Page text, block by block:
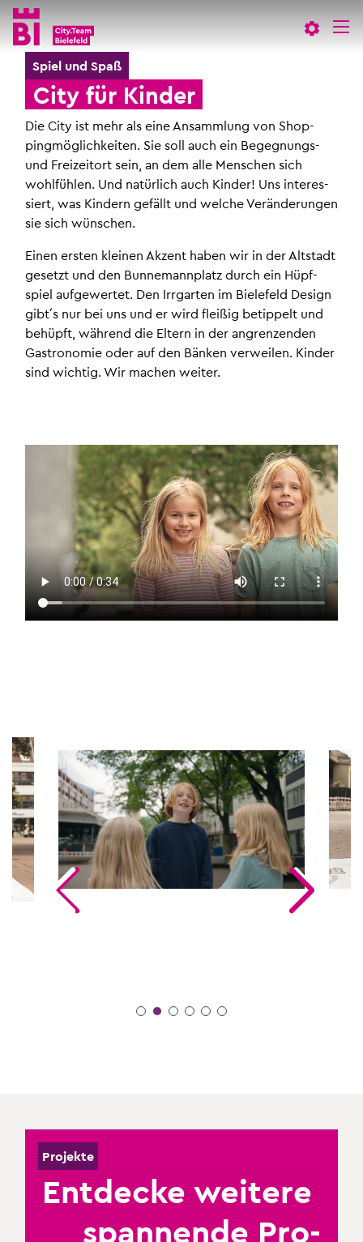
In­
halt
sprin­
gen
Menü
an­
sprin­
gen
Suche
an­
sprin­
gen
Spiel und Spaß
City für Kin­der
Die City ist mehr als eine An­samm­lung von Shop­
ping­mög­lich­kei­ten. Sie soll auch ein Be­geg­nungs-
und Frei­zei­t­ort sein, an dem alle Men­schen sich
wohl­füh­len. Und na­tür­lich auch Kin­der! Uns in­ter­es­
siert, was Kin­dern ge­fällt und wel­che Ver­än­de­run­gen
sie sich wün­schen.
Einen ers­ten klei­nen Ak­zent haben wir in der Alt­stadt
ge­setzt und den Bun­ne­mann­platz durch ein Hüpf­
spiel auf­ge­wer­tet. Den Irr­gar­ten im Bie­le­feld De­sign
gibt´s nur bei uns und er wird flei­ßig be­tip­pelt und
be­hüpft, wäh­rend die El­tern in der an­gren­zen­den
Gas­tro­no­mie oder auf den Bän­ken ver­wei­len. Kin­der
sind wich­tig. Wir ma­chen wei­ter.
Pro­jek­te
Ent­de­cke wei­te­re
span­nen­de Pro­